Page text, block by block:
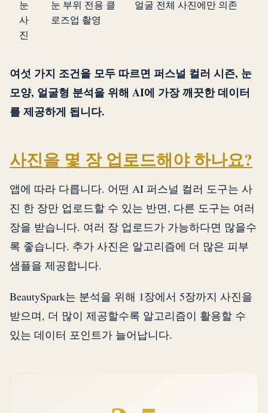
눈
사
진
눈 부위 전용 클
로즈업 촬영
얼굴 전체 사진에만 의존
여섯 가지 조건을 모두 따르면 퍼스널 컬러 시즌, 눈
모양, 얼굴형 분석을 위해 AI에 가장 깨끗한 데이터
를 제공하게 됩니다.
사진을 몇 장 업로드해야 하나요?
앱에 따라 다릅니다. 어떤 AI 퍼스널 컬러 도구는 사
진 한 장만 업로드할 수 있는 반면, 다른 도구는 여러
장을 받습니다. 여러 장 업로드가 가능하다면 많을수
록 좋습니다. 추가 사진은 알고리즘에 더 많은 피부
샘플을 제공합니다.
BeautySpark는 분석을 위해 1장에서 5장까지 사진을
받으며, 더 많이 제공할수록 알고리즘이 활용할 수
있는 데이터 포인트가 늘어납니다.